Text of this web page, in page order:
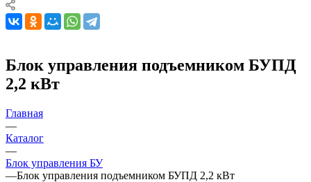
Блок управления подъемником БУПД
2,2 кВт
Главная
—
Каталог
—
Блок управления БУ
—Блок управления подъемником БУПД 2,2 кВт